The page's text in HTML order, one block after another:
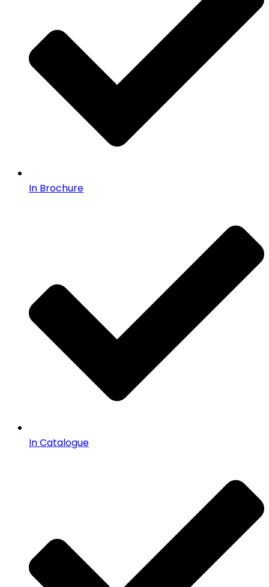
In Brochure
In Catalogue